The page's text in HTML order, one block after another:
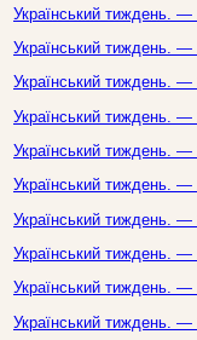
Український тиждень.
Український тиждень.
Український тиждень.
Український тиждень.
Український тиждень.
Український тиждень.
Український тиждень.
Український тиждень.
Український тиждень.
Український тиждень.